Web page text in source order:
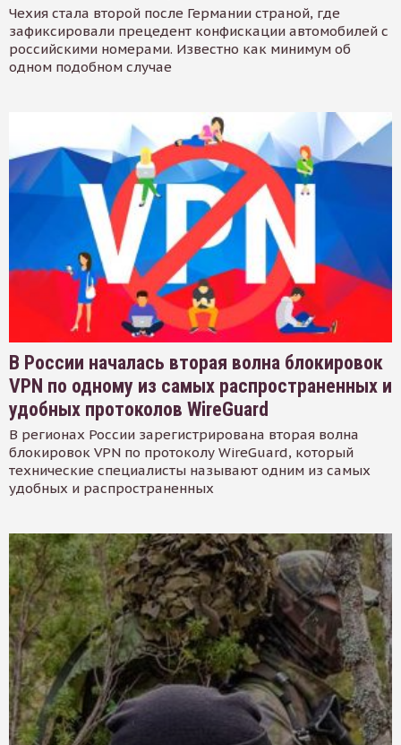
Чехия стала второй после Германии страной, где
зафиксировали прецедент конфискации автомобилей с
российскими номерами. Известно как минимум об
одном подобном случае
В России началась вторая волна блокировок
VPN по одному из самых распространенных и
удобных протоколов WireGuard
В регионах России зарегистрирована вторая волна
блокировок VPN по протоколу WireGuard, который
технические специалисты называют одним из самых
удобных и распространенных